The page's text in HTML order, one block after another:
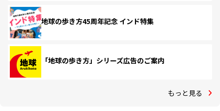
地球の歩き方45周年記念 インド特集
「地球の歩き方」シリーズ広告のご案内
もっと見る